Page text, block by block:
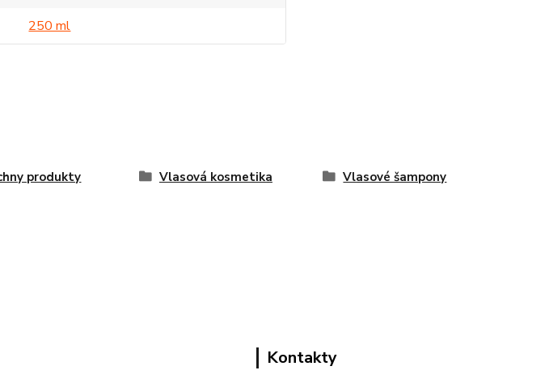
250 ml
produkty Vlasová kosmetika Vlasové šampony
Kontakty